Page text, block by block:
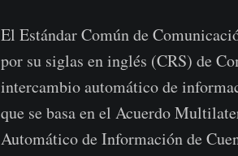
El Estándar Común de
por su siglas en inglés (CRS) de
intercambio automático de
que se basa en el Acuerdo
Automático de Información de